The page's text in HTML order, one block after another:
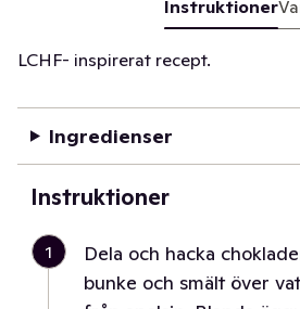
Instruktioner
LCHF- inspirerat recept.
Ingredienser
Instruktioner
1
Dela och hacka
bunke och smält över